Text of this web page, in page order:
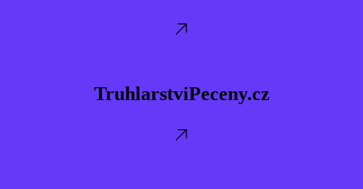
TruhlarstviPeceny.cz